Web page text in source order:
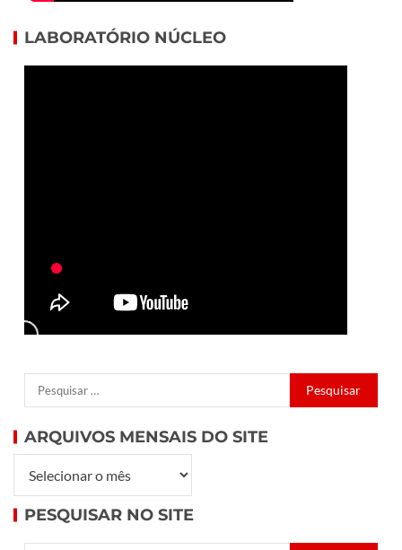
LABORATÓRIO NÚCLEO
ARQUIVOS MENSAIS DO SITE
PESQUISAR NO SITE